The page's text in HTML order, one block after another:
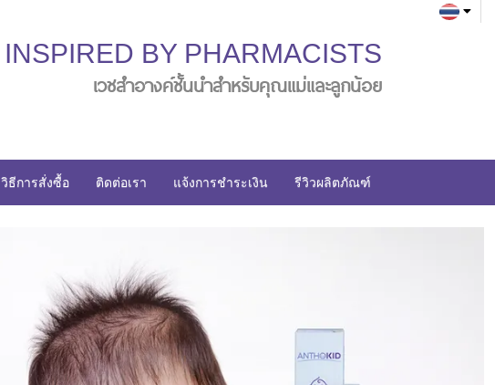
วิธีการสั่งซื้อ ติดต่อเรา แจ้งการชำระเงิน รีวิวผลิตภัณฑ์
INSPIRED BY PHARMACISTS
เวชสำอางค์ชั้นนำสำหรับคุณแม่และลูกน้อย